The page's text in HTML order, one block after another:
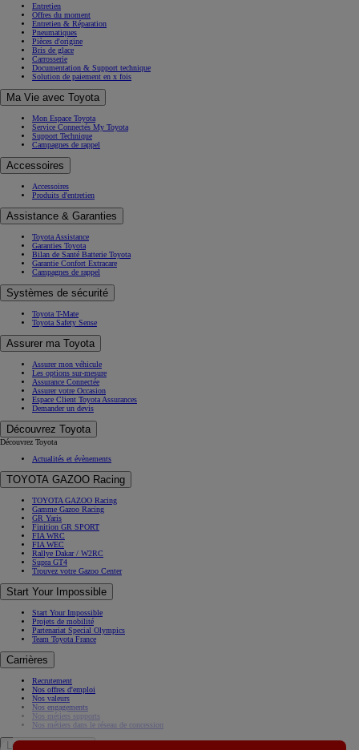
Entretien
Offres du moment
Entretien & Réparation
Pneumatiques
Pièces d'origine
Bris de glace
Carrosserie
Documentation & Support technique
Solution de paiement en x fois
Ma Vie avec Toyota
Mon Espace Toyota
Service Connectés My Toyota
Support Technique
Campagnes de rappel
Accessoires
Accessoires
Produits d'entretien
Assistance & Garanties
Toyota Assistance
Garanties Toyota
Bilan de Santé Batterie Toyota
Garantie Confort Extracare
Campagnes de rappel
Systèmes de sécurité
Toyota T-Mate
Toyota Safety Sense
Assurer ma Toyota
Assurer mon véhicule
Les options sur-mesure
Assurance Connectée
Assurer votre Occasion
Espace Client Toyota Assurances
Demander un devis
Découvrez Toyota
Découvrez Toyota
Actualités et évènements
TOYOTA GAZOO Racing
TOYOTA GAZOO Racing
Gamme Gazoo Racing
GR Yaris
Finition GR SPORT
FIA WRC
FIA WEC
Rallye Dakar / W2RC
Supra GT4
Trouvez votre Gazoo Center
Start Your Impossible
Start Your Impossible
Projets de mobilité
Partenariat Special Olympics
Team Toyota France
Carrières
Recrutement
Nos offres d'emploi
Nos valeurs
Nos engagements
Nos métiers supports
Nos métiers dans le réseau de concession
Le Groupe Toyota